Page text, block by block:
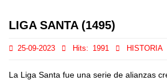
LIGA SANTA (1495)
25-09-2023 Hits: 1991 HISTORIA
La Liga Santa fue una serie de alianzas